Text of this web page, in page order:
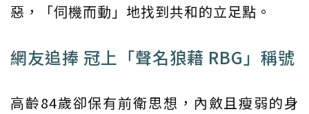
惡，「伺機而動」地找到共和的立足點。
網友追捧 冠上「聲名狼藉 RBG」稱號
高齡84歲卻保有前衛思想，內斂且瘦弱的身